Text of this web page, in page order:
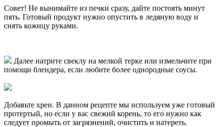
Совет! Не вынимайте из печки сразу, дайте постоять минут
пять. Готовый продукт нужно опустить в ледяную воду и
снять кожицу руками.
Далее натрите свеклу на мелкой терке или измельчите при
помощи блендера, если любите более однородные соусы.
Добавьте хрен. В данном рецепте мы используем уже готовый
протертый, но если у вас свежий корень, то его нужно как
следует промыть от загрязнений, очистить и натереть.